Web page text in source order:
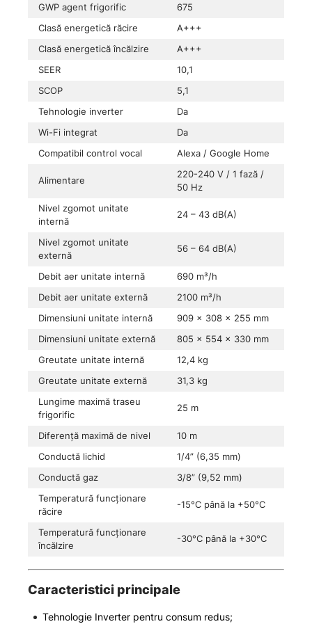
GWP agent frigorific
675
Clasă energetică răcire
A+++
Clasă energetică încălzire
A+++
SEER
10,1
SCOP
5,1
Tehnologie inverter
Da
Wi-Fi integrat
Da
Compatibil control vocal
Alexa / Google Home
Alimentare
220-240 V / 1 fază /
50 Hz
Nivel zgomot unitate
internă
24 – 43 dB(A)
Nivel zgomot unitate
externă
56 – 64 dB(A)
Debit aer unitate internă
690 m³/h
Debit aer unitate externă
2100 m³/h
Dimensiuni unitate internă
909 × 308 × 255 mm
Dimensiuni unitate externă
805 × 554 × 330 mm
Greutate unitate internă
12,4 kg
Greutate unitate externă
31,3 kg
Lungime maximă traseu
frigorific
25 m
Diferență maximă de nivel
10 m
Conductă lichid
1/4” (6,35 mm)
Conductă gaz
3/8” (9,52 mm)
Temperatură funcționare
răcire
-15°C până la +50°C
Temperatură funcționare
încălzire
-30°C până la +30°C
Caracteristici principale
Tehnologie Inverter pentru consum redus;